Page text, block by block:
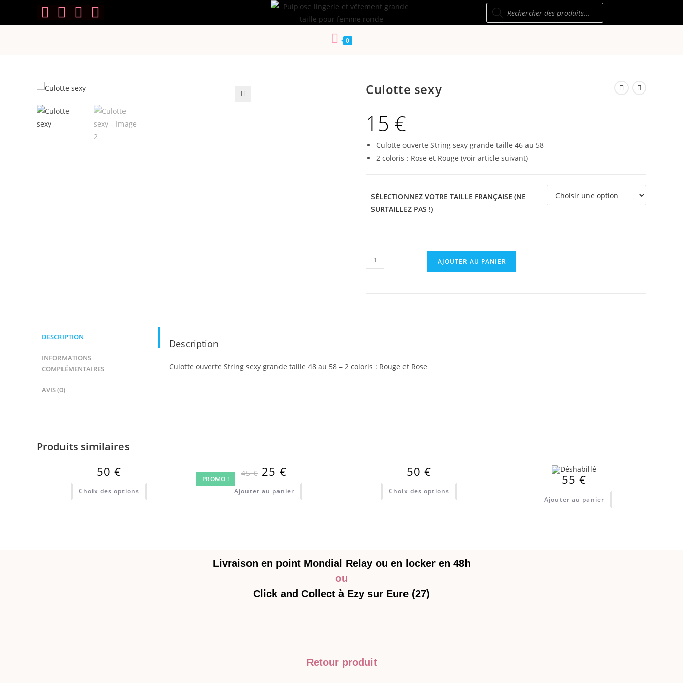
Recherche
0
Culotte sexy
15 €
Culotte ouverte String sexy grande taille 46 au 58
2 coloris : Rose et Rouge (voir article suivant)
SÉLECTIONNEZ VOTRE TAILLE FRANÇAISE (NE
SURTAILLEZ PAS !)
AJOUTER AU PANIER
DESCRIPTION
INFORMATIONS
COMPLÉMENTAIRES
AVIS (0)
Description
Culotte ouverte String sexy grande taille 48 au 58 – 2 coloris : Rouge et Rose
Produits similaires
50€
Choix des options
PROMO !
45€ 25 €
Ajouter au panier
50€
Choix des options
55€
Ajouter au panier
Livraison en point Mondial Relay ou en locker en 48h
ou
Click and Collect à Ezy sur Eure (27)
Retour produit